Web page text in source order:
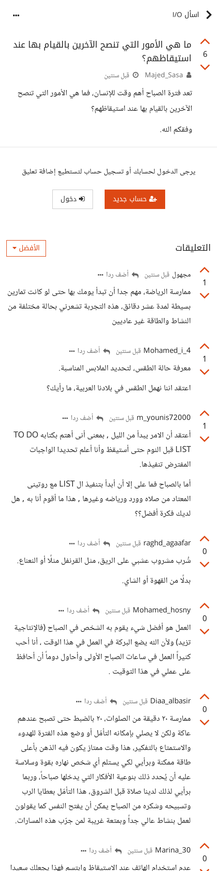
اسأل I/O
6
ما هي الأمور التي تنصح الآخرين بالقيام بها عند
استيقاظهم؟
قبل سنتين
تعد فترة الصباح أهم وقت للإنسان، فما هي الأمور التي تنصح
الآخرين بالقيام بها عند استيقاظهم؟
وفقكم الله.
يرجى الدخول لحسابك أو تسجيل حساب لتستطيع إضافة تعليق
حساب جديد دخول
التعليقات الأفضل
1
مجهول قبل سنتين أضف ردا
ممارسة الرياضة، مهم جدا أن تبدأ يومك بها حتى لو كانت تمارين
بسيطة لمدة عشر دقائق، هذه التجربة تشعرني بحالة مختلفة من
النشاط والطاقة غير عاديين
1
Mohamed_i_4 قبل سنتين أضف ردا
معرفة حالة الطقس، لتحديد الملابس المناسبة.
اعتقد اننا نهمل الطقس في بلادنا العربية، ما رأيك؟
1
m_younis72000 قبل سنتين أضف ردا
أعتقد أن الامر يبدأ من الليل , بمعنى أنى أهتم بكتابه TO DO
LIST قبل النوم حتى أستيقظ وأنا أعلم تحديدا الواجبات
المفترض تنفيذها.
أما بالصباح فما على إلا أن أبدأ بتنفيذ ال LIST مع روتينى
المعتاد من صلاه وورد ورياضه وغيرها , هذا ما أقوم أنا به , هل
لديك فكرة أفضل؟؟
0
raghd_agaafar قبل سنتين أضف ردا
شُرب مشروب عشبي على الريق، مثل القرنفل مثلًا أو النعناع.
بدلًا من القهوة أو الشاي.
0
Mohamed_hosny قبل سنتين أضف ردا
العمل هو أفضل شيء يقوم به الشخص في الصباح (فالإنتاجية
تزيد) ولأن الله يضع البركة في العمل في هذا الوقت ، أنا أحب
كثيراً العمل في ساعات الصباح الأولى وأحاول دوماً أن أحافظ
على عملي في هذا التوقيت .
0
Diaa_albasir قبل سنتين أضف ردا
ممارسة ٢٠ دقيقة من الصلوات، ٢٠ بالضبط حتى تصبح عندهم
عاكة ولكن لا يصلي بإمكانه التأمّل أو وضع هذه الفترة للهدوء
والاستمتاع بالتفكير، هذا وقت ممتاز يكون فيه الذهن بأعلى
طاقة ممكنة وبرأيي لكي يستلم أي شخص نهاره بقوة وسلاسة
عليه أن يُحدد ذلك بنوعية الأفكار التي يدخلها صباحاً، وربما
برأيي لذلك لدينا صلاة قبل الشروق، هذا التأمّل بعطايا الرب
وتسبيحه وشكره من الصباح يمكن أن يفتح النفس كما يقولون
لعمل بنشاط عالي جداً وبمتعة غريبة لمن جرّب هذه المسارات.
0
Marina_30 قبل سنتين أضف ردا